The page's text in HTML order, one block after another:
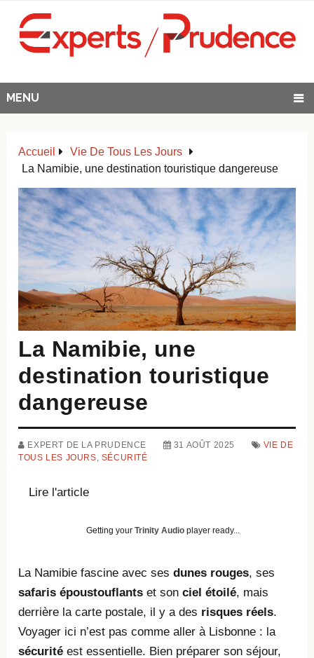
MENU
Accueil
Vie De Tous Les Jours
La Namibie, une destination touristique dangereuse
La Namibie, une
destination touristique
dangereuse
EXPERT DE LA PRUDENCE 31 AOÛT 2025
VIE DE
TOUS LES JOURS, SÉCURITÉ
Lire l'article
Getting yourTrinity Audio player ready...
La Namibie fascine avec sesdunes rouges, ses
safaris époustouflants et sonciel étoilé, mais
derrière la carte postale, il y a des risques réels.
Voyager ici n’est pas comme aller à Lisbonne : la
sécurité est essentielle. Bien préparer son séjour,